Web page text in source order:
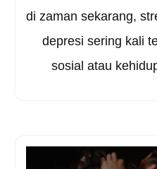
di zaman sekarang,
depresi sering kali
sosial atau